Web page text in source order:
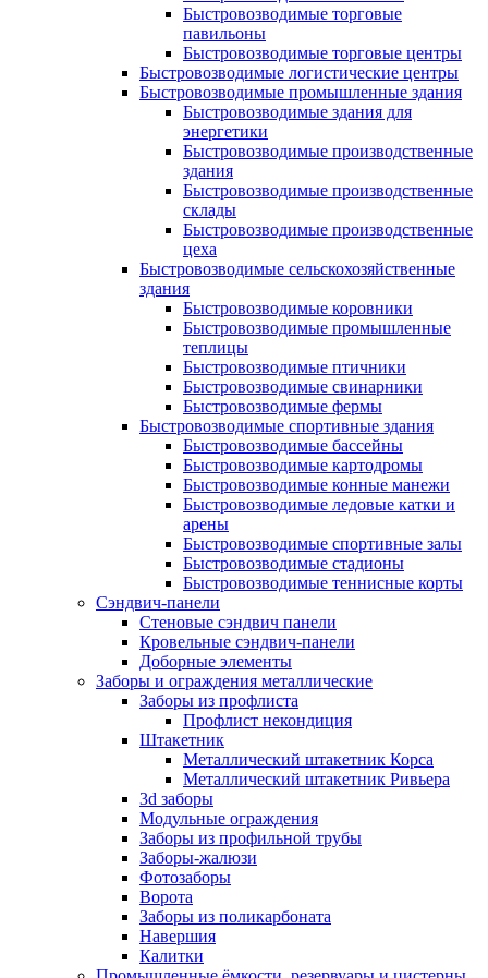
Быстровозводимые торговые
павильоны
Быстровозводимые торговые центры
Быстровозводимые логистические центры
Быстровозводимые промышленные здания
Быстровозводимые здания для
энергетики
Быстровозводимые производственные
здания
Быстровозводимые производственные
склады
Быстровозводимые производственные
цеха
Быстровозводимые сельскохозяйственные
здания
Быстровозводимые коровники
Быстровозводимые промышленные
теплицы
Быстровозводимые птичники
Быстровозводимые свинарники
Быстровозводимые фермы
Быстровозводимые спортивные здания
Быстровозводимые бассейны
Быстровозводимые картодромы
Быстровозводимые конные манежи
Быстровозводимые ледовые катки и
арены
Быстровозводимые спортивные залы
Быстровозводимые стадионы
Быстровозводимые теннисные корты
Сэндвич-панели
Стеновые сэндвич панели
Кровельные сэндвич-панели
Доборные элементы
Заборы и ограждения металлические
Заборы из профлиста
Профлист некондиция
Штакетник
Металлический штакетник Корса
Металлический штакетник Ривьера
3d заборы
Модульные ограждения
Заборы из профильной трубы
Заборы-жалюзи
Фотозаборы
Ворота
Заборы из поликарбоната
Навершия
Калитки